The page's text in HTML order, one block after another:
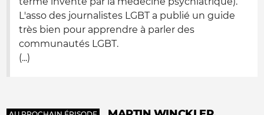
L'asso des journalistes LGBT a publié un guide
très bien pour apprendre à parler des
communautés LGBT.
(...)